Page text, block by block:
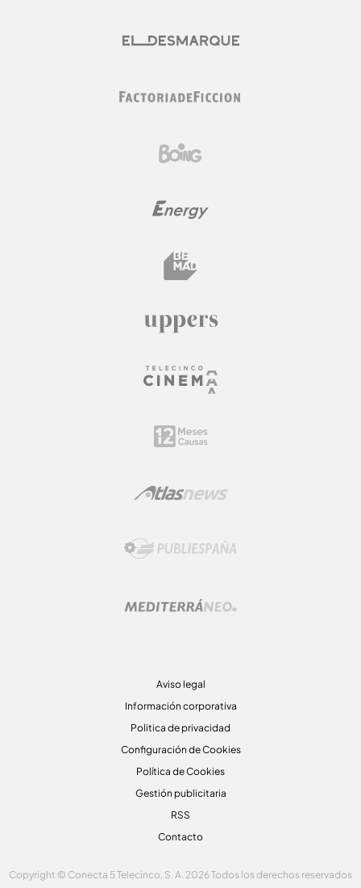
Aviso legal
Información corporativa
Politica de privacidad
Configuración de Cookies
Política de Cookies
Gestión publicitaria
RSS
Contacto
Copyright © Conecta 5 Telecinco, S. A. 2026 Todos los derechos reservados